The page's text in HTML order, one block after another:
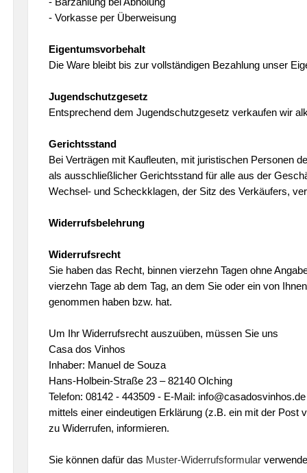
- Vorkasse per Überweisung
Eigentumsvorbehalt
Die Ware bleibt bis zur vollständigen Bezahlung unser
Jugendschutzgesetz
Entsprechend dem Jugendschutzgesetz verkaufen wir
Gerichtsstand
Bei Verträgen mit Kaufleuten, mit juristischen Personen
als ausschließlicher Gerichtsstand für alle aus der
Wechsel- und Scheckklagen, der Sitz des Verkäufers,
Widerrufsbelehrung
Widerrufsrecht
Sie haben das Recht, binnen vierzehn Tagen ohne
vierzehn Tage ab dem Tag, an dem Sie oder ein von
genommen haben bzw. hat.
Um Ihr Widerrufsrecht auszuüben, müssen Sie uns
Casa dos Vinhos
Inhaber: Manuel de Souza
Hans-Holbein-Straße 23 – 82140 Olching
Telefon: 08142 - 443509 - E-Mail: info@casadosvinhos.de
mittels einer eindeutigen Erklärung (z.B. ein mit der Post
zu Widerrufen, informieren.
Sie können dafür das Muster-Widerrufsformular